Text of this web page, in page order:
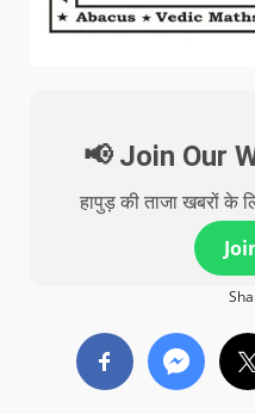
📢 Join Our
हापुड़ की ताजा खबरों के